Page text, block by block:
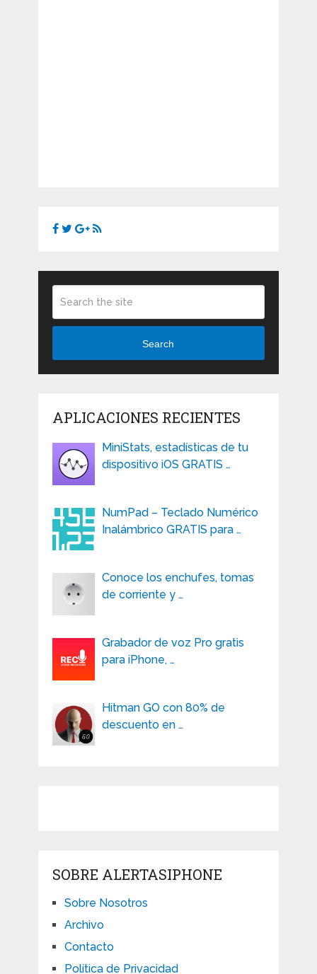
Search
APLICACIONES RECIENTES
MiniStats, estadísticas de tu
dispositivo iOS GRATIS …
NumPad – Teclado Numérico
Inalámbrico GRATIS para …
Conoce los enchufes, tomas
de corriente y …
Grabador de voz Pro gratis
para iPhone, …
Hitman GO con 80% de
descuento en …
SOBRE ALERTASIPHONE
Sobre Nosotros
Archivo
Contacto
Política de Privacidad